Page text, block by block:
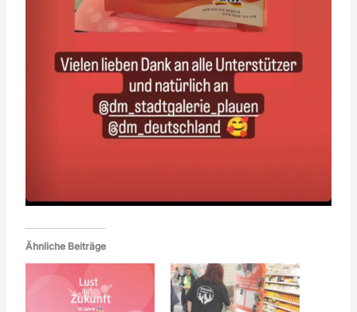
Ähnliche Beiträge